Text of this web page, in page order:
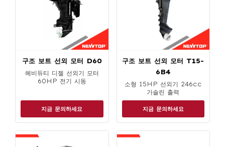
로봇식 잔디깎이 기계
분무기/포거
차 뽑는 기계 (1)
(0)
경운기/경운기 (7)
워터 펌프
구조 보트 선외 모터 D60
헤비듀티 디젤 선외기 모터
60HP 전기 시동
지금 문의하세요
구조 보트 선외 모터 T15-
6B4
소형 15HP 선외기 246cc
가솔린 출력
지금 문의하세요